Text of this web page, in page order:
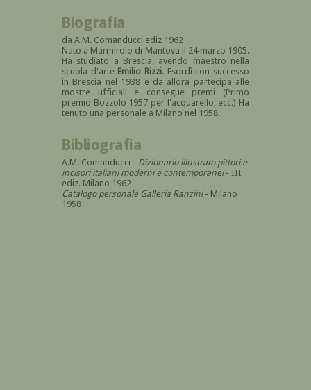
Biografia
da A.M. Comanducci ediz 1962
Nato a Marmirolo di Mantova il 24 marzo 1905.
Ha studiato a Brescia, avendo maestro nella
scuola d'arte Emilio Rizzi. Esordì con successo
in Brescia nel 1938 e da allora partecipa alle
mostre ufficiali e consegue premi (Primo
premio Bozzolo 1957 per l'acquarello, ecc.) Ha
tenuto una personale a Milano nel 1958.
Bibliografia
A.M. Comanducci - Dizionario illustrato pittori e
incisori italiani moderni e contemporanei- III
ediz. Milano 1962
Catalogo personale Galleria Ranzini- Milano
1958